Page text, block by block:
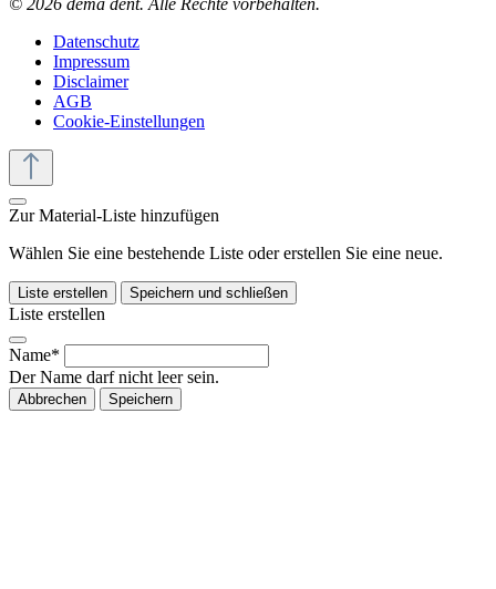
Datenschutz
Impressum
Disclaimer
AGB
Cookie-Einstellungen
Zur Material-Liste hinzufügen
Wählen Sie eine bestehende Liste oder erstellen Sie eine neue.
Liste erstellen Speichern und schließen
Liste erstellen
Name*
Der Name darf nicht leer sein.
Abbrechen Speichern